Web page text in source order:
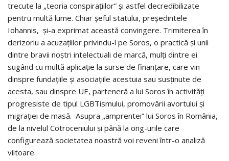
trecute la „teoria conspiraţiilor” şi astfel decredibilizate
pentru multă lume. Chiar şeful statului, preşedintele
Iohannis, şi-a exprimat această convingere. Trimiterea în
derizoriu a acuzaţiilor privindu-l pe Soros, o practică şi unii
dintre bravii noştri intelectuali de marcă, mulţi dintre ei
sugând cu multă aplicaţie la surse de finanţare, care vin
dinspre fundaţiile şi asociaţiile acestuia sau susţinute de
acesta, sau dinspre UE, parteneră a lui Soros în activităţi
progresiste de tipul LGBTismului, promovării avortului şi
migraţiei de masă. Asupra „amprentei” lui Soros în România,
de la nivelul Cotroceniului şi până la ong-urile care
configurează societatea noastră voi reveni într-o analiză
viitoare.